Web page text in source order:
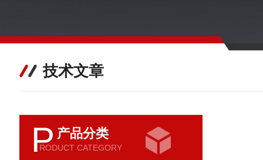
技术文章
P 产品分类
RODUCT CATEGORY